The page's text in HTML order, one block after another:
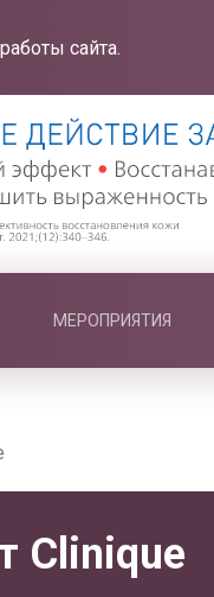
сайта.
МЕРОПРИЯТИЯ
Clinique